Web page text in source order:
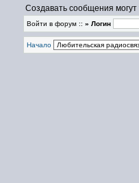
Создавать сообщения
Войти в форум :: » Логин
Начало